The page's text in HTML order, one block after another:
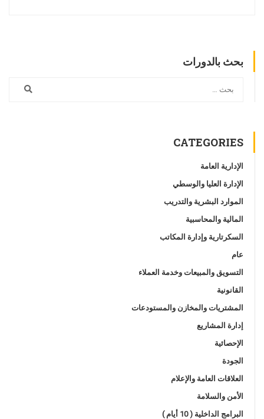
بحث بالدورات
CATEGORIES
الإدارية العامة
الإدارة العليا والوسطي
الموارد البشرية والتدريب
المالية والمحاسبية
السكرتارية وإدارة المكاتب
عام
التسويق والمبيعات وخدمة العملاء
القانونية
المشتريات والمخازن والمستودعات
إدارة المشاريع
الإحصائية
الجودة
العلاقات العامة والإعلام
الأمن والسلامة
البرامج الداخلية ( 10 أيام )